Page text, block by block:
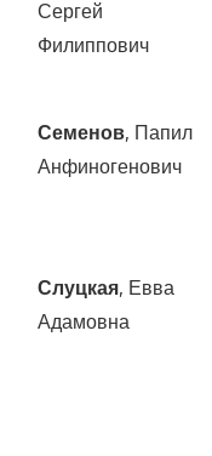
Сергей
Филиппович
Семенов, Папил
Анфиногенович
Слуцкая, Евва
Адамовна